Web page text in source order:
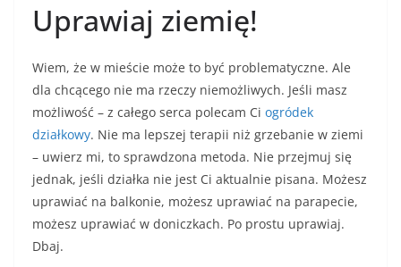
Uprawiaj ziemię!
Wiem, że w mieście może to być problematyczne. Ale
dla chcącego nie ma rzeczy niemożliwych. Jeśli masz
możliwość – z całego serca polecam Ci ogródek
działkowy. Nie ma lepszej terapii niż grzebanie w ziemi
– uwierz mi, to sprawdzona metoda. Nie przejmuj się
jednak, jeśli działka nie jest Ci aktualnie pisana. Możesz
uprawiać na balkonie, możesz uprawiać na parapecie,
możesz uprawiać w doniczkach. Po prostu uprawiaj.
Dbaj.